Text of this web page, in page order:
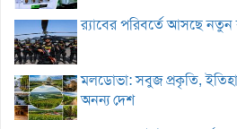
র‌্যাবের পরিবর্তে আসছে
মলডোভা: সবুজ প্রকৃতি,
অনন্য দেশ